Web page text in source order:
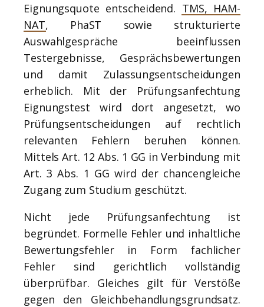
Eignungsquote entscheidend. TMS, HAM-
NAT, PhaST sowie strukturierte
Auswahlgespräche beeinflussen
Testergebnisse, Gesprächsbewertungen
und damit Zulassungsentscheidungen
erheblich. Mit der Prüfungsanfechtung
Eignungstest wird dort angesetzt, wo
Prüfungsentscheidungen auf rechtlich
relevanten Fehlern beruhen können.
Mittels Art. 12 Abs. 1 GG in Verbindung mit
Art. 3 Abs. 1 GG wird der chancengleiche
Zugang zum Studium geschützt.
Nicht jede Prüfungsanfechtung ist
begründet. Formelle Fehler und inhaltliche
Bewertungsfehler in Form fachlicher
Fehler sind gerichtlich vollständig
überprüfbar. Gleiches gilt für Verstöße
gegen den Gleichbehandlungsgrundsatz.